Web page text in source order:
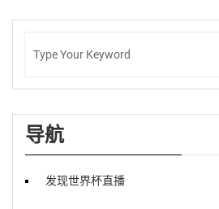
导航
发现世界杯直播